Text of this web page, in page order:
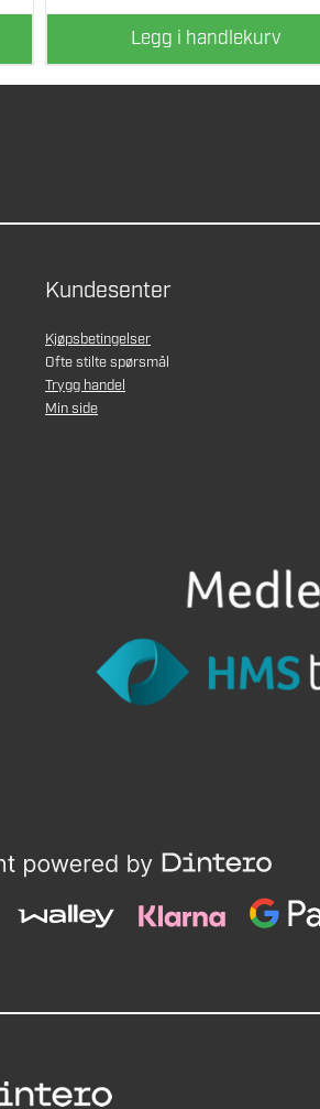
Legg i handlekurv
Kundesenter
Kjøpsbetingelser
Ofte stilte spørsmål
Trygg handel
Min side